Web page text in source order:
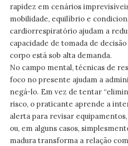
rapidez em cenários
mobilidade, equilíbrio e
cardiorrespiratório ajudam a
capacidade de tomada de
corpo está sob alta demanda.
No campo mental, técnicas de
foco no presente ajudam a
negá-lo. Em vez de tentar
risco, o praticante aprende a
alerta para revisar
ou, em alguns casos,
madura transforma a relação